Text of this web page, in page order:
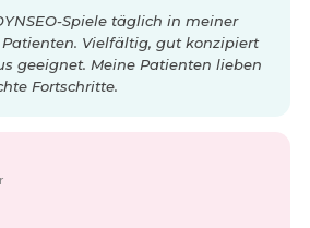
Spiele täglich in meiner
Vielfältig, gut konzipiert
geeignet. Meine Patienten lieben
Fortschritte.